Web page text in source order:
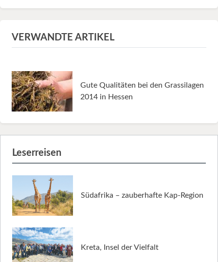
VERWANDTE ARTIKEL
Gute Qualitäten bei den Grassilagen
2014 in Hessen
Leserreisen
Südafrika – zauberhafte Kap-Region
Kreta, Insel der Vielfalt